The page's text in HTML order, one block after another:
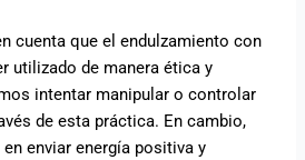
cuenta que el endulzamiento con
utilizado de manera ética y
intentar manipular o controlar
de esta práctica. En cambio,
enviar energía positiva y